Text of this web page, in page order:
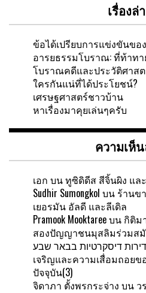
เรื่องล่
ข้อได้เปรียบการแข่งขันขอ
อารยธรรมโบราณ: ที่ท้าท
โบราณคดีและประวัติศาส
ใครกันแน่ที่ได้ประโยชน์?
เศรษฐศาสตร์ชาวบ้าน
หาเรื่องมาคุยเล่นๆครับ
ความเห็
เอก บนทูซิดิดีส สีจิ้นผิง แล
Sudhir Sumongkol บน ร้านข
เยอรมัน อัลดี และลีเดิล
Pramook Mooktareeบน กิติม
สองปัญญาชนมุสลิมร่วมสมั
เจริญและความเสื่อมถอยข
ปัจจุบัน(3)
จิดาภา ตั้งพรกระจ่าง บน ว